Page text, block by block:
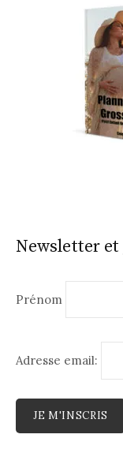
Newsletter et
Prénom
Adresse email: